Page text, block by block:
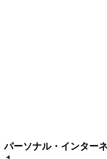
パーソナル・インター